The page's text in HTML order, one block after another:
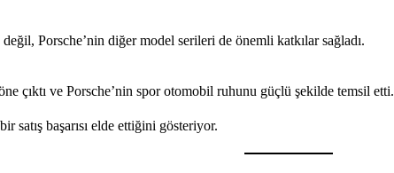
Porsche’nin diğer model serileri de önemli katkılar sağladı.
çıktı ve Porsche’nin spor otomobil ruhunu güçlü şekilde temsil etti.
satış başarısı elde ettiğini gösteriyor.